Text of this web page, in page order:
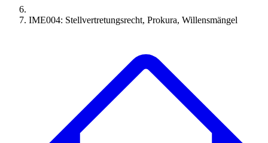
IME004: Stellvertretungsrecht, Prokura, Willensmängel